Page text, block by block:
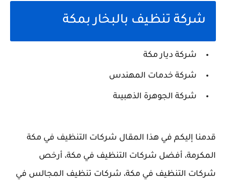
شركة تنظيف بالبخار بمكة
شركة ديار مكة
شركة خدمات المهندس
شركة الجوهرة الذهبيىة
قدمنا إليكم في هذا المقال شركات التنظيف في مكة
المكرمة، أفضل شركات التنظيف في مكة، أرخص
شركات التنظيف في مكة، شركات تنظيف المجالس في